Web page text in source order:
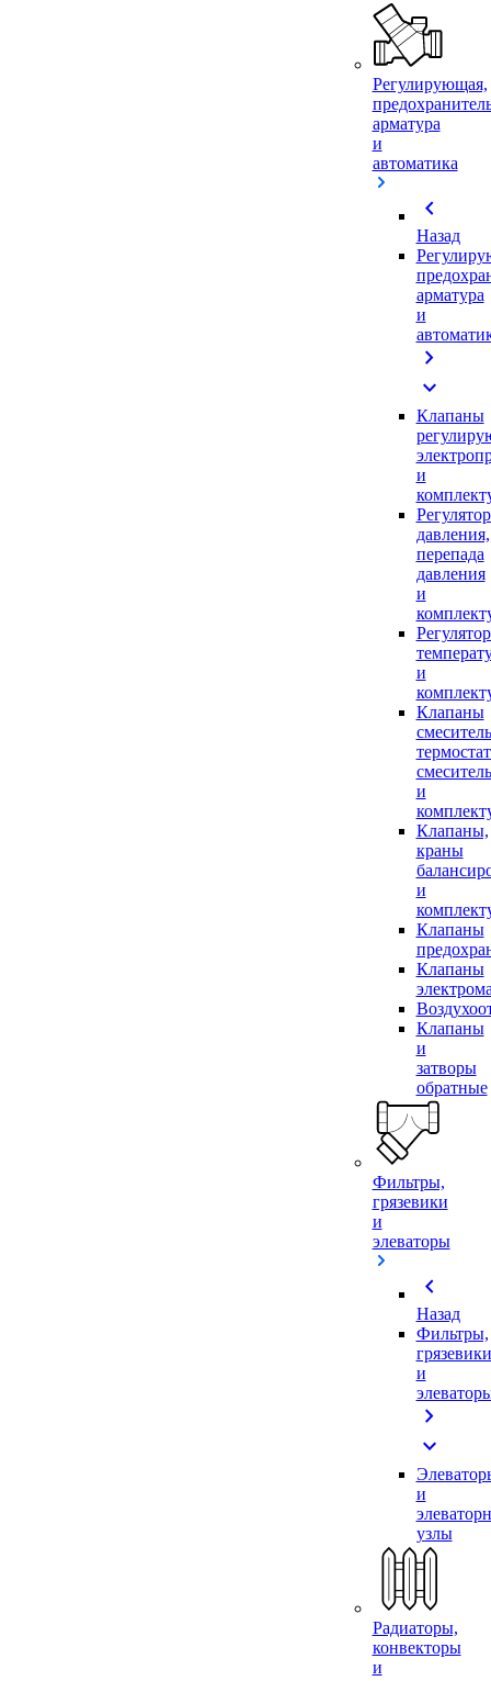
Регулирующая,
арматура
и
автоматика
chevron_left
Назад
арматура
и
chevron_right
expand_more
Клапаны
и
давления,
перепада
давления
и
и
Клапаны
и
Клапаны,
краны
и
Клапаны
Клапаны
Клапаны
и
затворы
обратные
Фильтры,
грязевики
и
элеваторы
chevron_left
Назад
Фильтры,
грязевики
и
chevron_right
expand_more
и
узлы
Радиаторы,
конвекторы
и